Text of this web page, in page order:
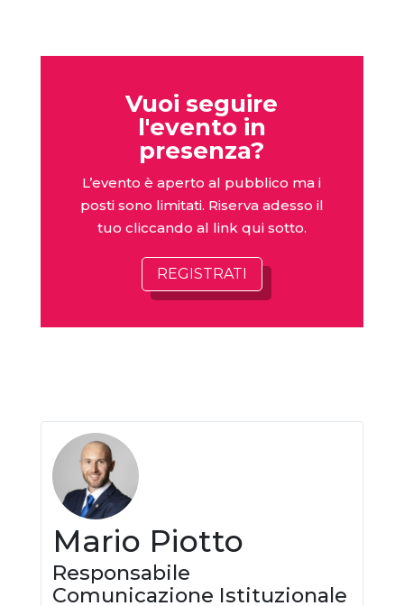
Vuoi seguire
l'evento in
presenza?
L’evento è aperto al pubblico ma i
posti sono limitati. Riserva adesso il
tuo cliccando al link qui sotto.
REGISTRATI
Mario Piotto
Responsabile
Comunicazione Istituzionale